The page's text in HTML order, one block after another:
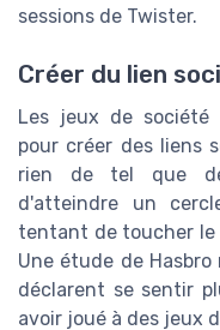
sessions de Twister.
Créer du lien
Les jeux de société
pour créer des liens
rien de tel que
d'atteindre un
tentant de toucher le
Une étude de
déclarent se sentir
avoir joué à des jeux